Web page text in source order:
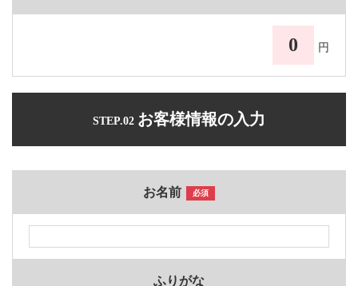
0 円
STEP.02 お客様情報の入力
お名前 必須
ふりがな